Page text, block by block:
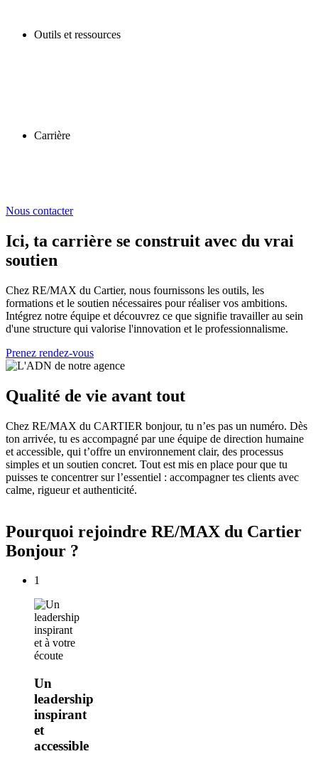
Outils et ressources
Carrière
Nous contacter
Ici, ta carrière se construit avec du vrai
soutien
Chez RE/MAX du Cartier, nous fournissons les outils, les
formations et le soutien nécessaires pour réaliser vos ambitions.
Intégrez notre équipe et découvrez ce que signifie travailler au sein
d'une structure qui valorise l'innovation et le professionnalisme.
Prenez rendez-vous
Qualité de vie avant tout
Chez RE/MAX du CARTIER bonjour, tu n’es pas un numéro. Dès
ton arrivée, tu es accompagné par une équipe de direction humaine
et accessible, qui t’offre un environnement clair, des processus
simples et un soutien concret. Tout est mis en place pour que tu
puisses te concentrer sur l’essentiel : accompagner tes clients avec
calme, rigueur et authenticité.
Pourquoi rejoindre RE/MAX du Cartier
Bonjour ?
1
Un
leadership
inspirant
et
accessible